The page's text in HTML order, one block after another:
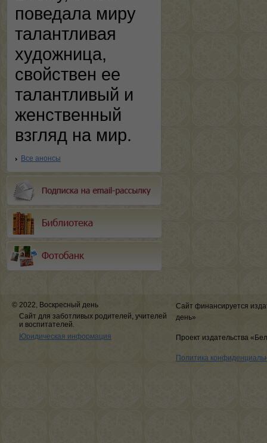
поведала миру
талантливая
художница,
свойствен ее
талантливый и
женственный
взгляд на мир.
Все анонсы
© 2022, Воскресный день
Сайт для заботливых родителей, учителей
и воспитателей.
Юридическая информация
Сайт финансируется
день»
Проект издательства
Политика